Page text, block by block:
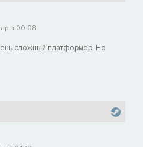
в 00:08
сложный платформер. Но